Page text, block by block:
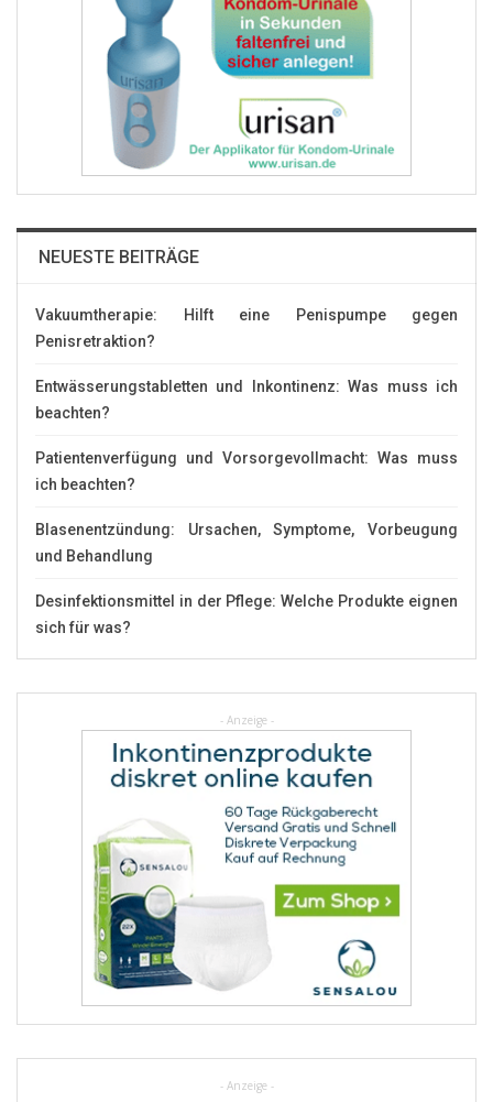
NEUESTE BEITRÄGE
Vakuumtherapie: Hilft eine Penispumpe gegen
Penisretraktion?
Entwässerungstabletten und Inkontinenz: Was muss ich
beachten?
Patientenverfügung und Vorsorgevollmacht: Was muss
ich beachten?
Blasenentzündung: Ursachen, Symptome, Vorbeugung
und Behandlung
Desinfektionsmittel in der Pflege: Welche Produkte eignen
sich für was?
- Anzeige -
- Anzeige -